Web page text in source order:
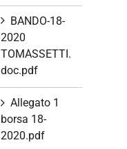
BANDO-18-
2020
TOMASSETTI.
doc.pdf
Allegato 1
borsa 18-
2020.pdf